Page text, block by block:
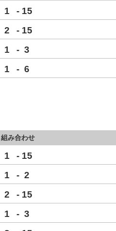
1 - 15
2 - 15
1 - 3
1 - 6
組み合わせ
1 - 15
1 - 2
2 - 15
1 - 3